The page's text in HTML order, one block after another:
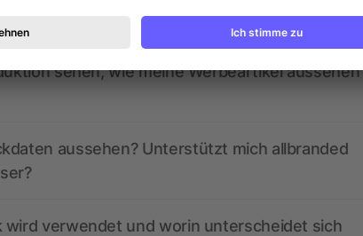
aktive Gutscheincodes?
sehen, wie meine Werbeartikel aussehen
aussehen? Unterstützt mich allbranded
wird verwendet und worin unterscheidet sich